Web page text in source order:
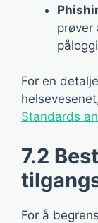
prøver
For en
Standards
7.2
For å